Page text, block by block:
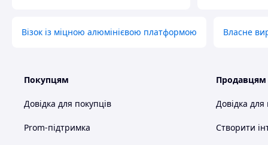
Візок із міцною алюмінієвою платформою Власне
Покупцям
Довідка для покупців
Prom-підтримка
Продавцям
Довідка для
Створити